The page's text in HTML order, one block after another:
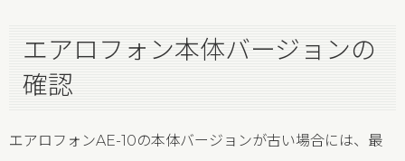
エアロフォン本体バージョンの
確認
エアロフォンAE-10の本体バージョンが古い場合には、最